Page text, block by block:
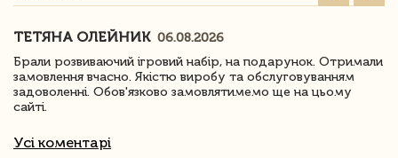
ТЕТЯНА ОЛЕЙНИК 06.08.2026
Брали розвиваючий ігровий набір, на подарунок. Отримали
замовлення вчасно. Якістю виробу та обслуговуванням
задоволенні. Обов'язково замовлятимемо ще на цьому
сайті.
Усі коментарі